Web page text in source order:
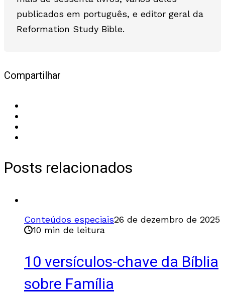
publicados em português, e editor geral da
Reformation Study Bible.
Compartilhar
Posts relacionados
Conteúdos especiais26 de dezembro de 2025
10 min de leitura
10 versículos-chave da Bíblia
sobre Família